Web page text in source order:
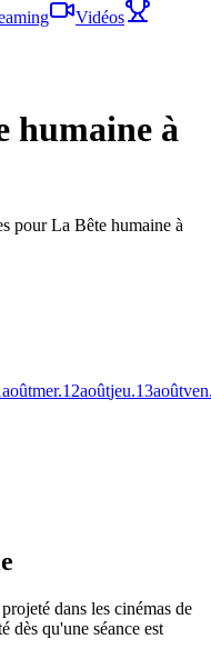
Vidéos
humaine à
pour La Bête humaine à
aoûtmer.12aoûtjeu.13août
dans les cinémas de
dès qu'une séance est